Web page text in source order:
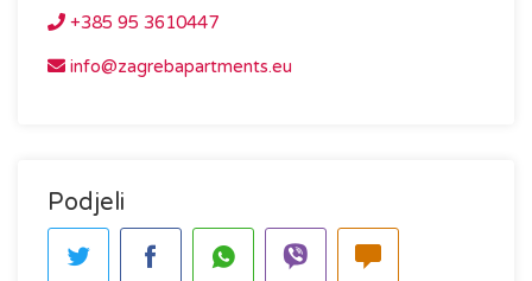
+385 95 3610447
info@zagrebapartments.eu
Podjeli